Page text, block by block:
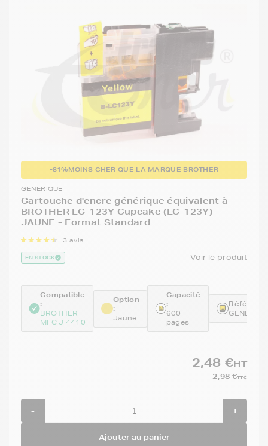
-81%MOINS CHER QUE LA MARQUE BROTHER
GENERIQUE
Cartouche d'encre générique équivalent à
BROTHER LC-123Y Cupcake (LC-123Y) -
JAUNE - Format Standard
3 avis
EN STOCK Voir le produit
Compatible
:
BROTHER
MFC J 4410
Option
:
Jaune
Capacité
:
600
pages
2,48 €HT
2,98 €TTC
- +
Ajouter au panier